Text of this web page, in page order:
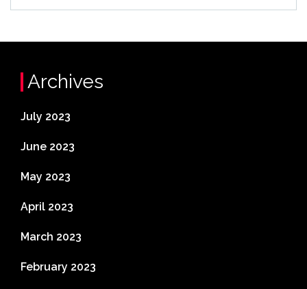
Archives
July 2023
June 2023
May 2023
April 2023
March 2023
February 2023